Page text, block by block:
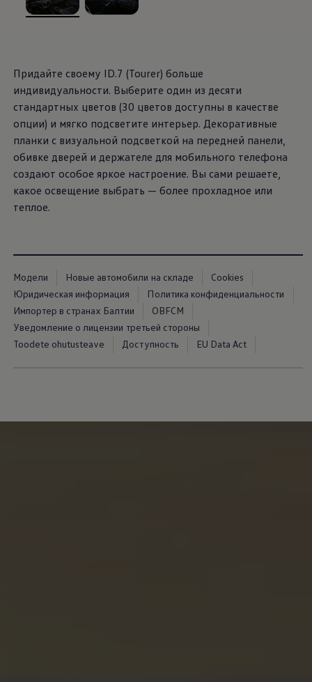
, из
Придайте своему ID.7 (Tourer) больше
индивидуальности. Выберите один из десяти
стандартных цветов (30 цветов доступны в качестве
опции) и мягко подсветите интерьер. Декоративные
планки с визуальной подсветкой на передней панели,
обивке дверей и держателе для мобильного телефона
создают особое яркое настроение. Вы сами решаете,
какое освещение выбрать — более прохладное или
теплое.
Модели Новые автомобили на складе
Cookies
Юридическая информация
Политика конфиденциальности
Импортер в странах Балтии
OBFCM
Уведомление о лицензии третьей стороны
Toodete ohutusteave
Доступность EU Data Act